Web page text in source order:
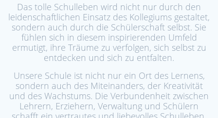
Das tolle Schulleben wird nicht nur durch den
leidenschaftlichen Einsatz des Kollegiums gestaltet,
sondern auch durch die Schülerschaft selbst. Sie
fühlen sich in diesem inspirierenden Umfeld
ermutigt, ihre Träume zu verfolgen, sich selbst zu
entdecken und sich zu entfalten.
Unsere Schule ist nicht nur ein Ort des Lernens,
sondern auch des Miteinanders, der Kreativität
und des Wachstums. Die Verbundenheit zwischen
Lehrern, Erziehern, Verwaltung und Schülern